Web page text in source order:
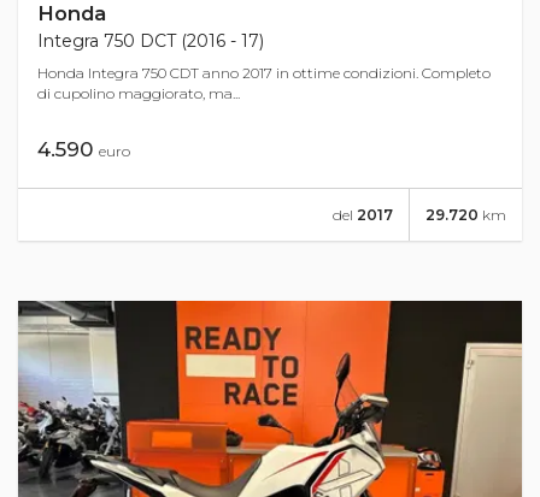
Honda
Integra 750 DCT (2016 - 17)
Honda Integra 750 CDT anno 2017 in ottime condizioni. Completo
di cupolino maggiorato, ma...
4.590 euro
29.720 km
del 2017